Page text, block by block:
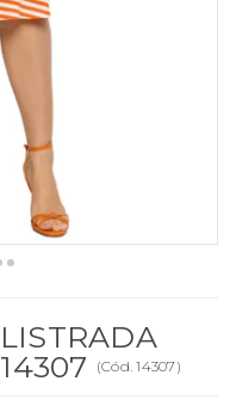
(Cód.14307)